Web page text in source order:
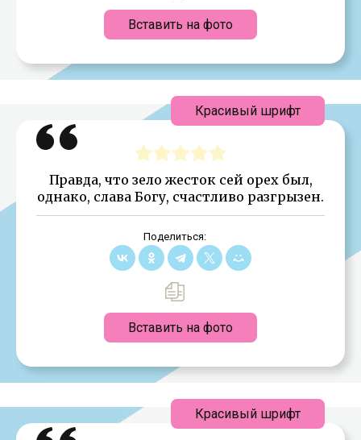
Вставить на фото
Правда, что зело жесток сей орех был,
однако, слава Богу, счастливо разгрызен.
Поделиться:
Вставить на фото
Красивый шрифт
Красивый шрифт